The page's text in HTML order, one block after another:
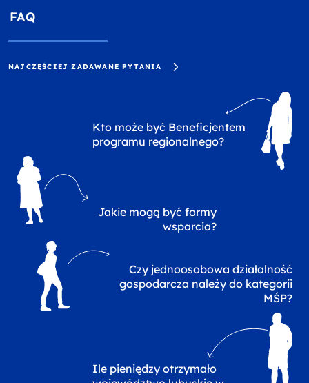
FAQ
NAJCZĘŚCIEJ ZADAWANE PYTANIA
Kto może być Beneficjentem
programu regionalnego?
Jakie mogą być formy
wsparcia?
Czy jednoosobowa działalność
gospodarcza należy do kategorii
MŚP?
Ile pieniędzy otrzymało